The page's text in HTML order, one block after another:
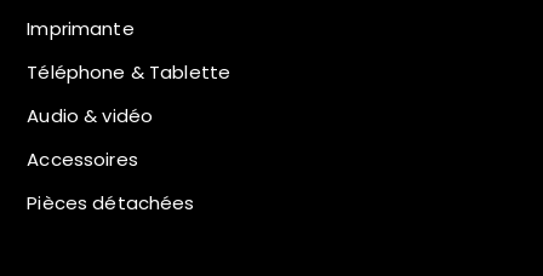
Imprimante
Téléphone & Tablette
Audio & vidéo
Accessoires
Pièces détachées